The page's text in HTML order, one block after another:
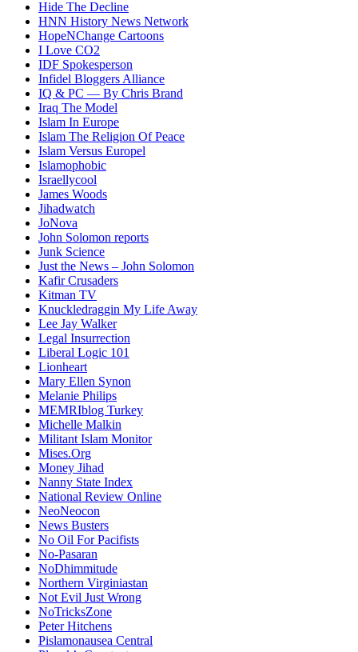
Hide The Decline
HNN History News Network
HopeNChange Cartoons
I Love CO2
IDF Spokesperson
Infidel Bloggers Alliance
IQ & PC — By Chris Brand
Iraq The Model
Islam In Europe
Islam The Religion Of Peace
Islam Versus Europel
Islamophobic
Israellycool
James Woods
Jihadwatch
JoNova
John Solomon reports
Junk Science
Just the News – John Solomon
Kafir Crusaders
Kitman TV
Knuckledraggin My Life Away
Lee Jay Walker
Legal Insurrection
Liberal Logic 101
Lionheart
Mary Ellen Synon
Melanie Philips
MEMRIblog Turkey
Michelle Malkin
Militant Islam Monitor
Mises.Org
Money Jihad
Nanny State Index
National Review Online
NeoNeocon
News Busters
No Oil For Pacifists
No-Pasaran
NoDhimmitude
Northern Virginiastan
Not Evil Just Wrong
NoTricksZone
Peter Hitchens
Pislamonausea Central